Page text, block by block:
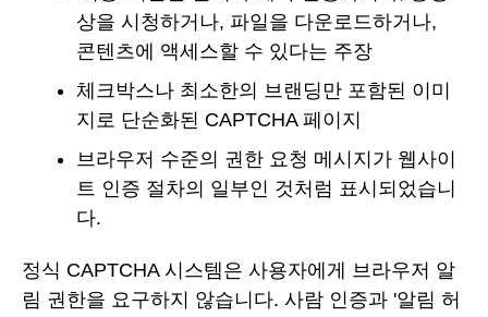
상을 시청하거나, 파일을 다운로드하거나,
콘텐츠에 액세스할 수 있다는 주장
체크박스나 최소한의 브랜딩만 포함된 이미
지로 단순화된 CAPTCHA 페이지
브라우저 수준의 권한 요청 메시지가 웹사이
트 인증 절차의 일부인 것처럼 표시되었습니
다.
정식 CAPTCHA 시스템은 사용자에게 브라우저 알
림 권한을 요구하지 않습니다. 사람 인증과 '알림 허